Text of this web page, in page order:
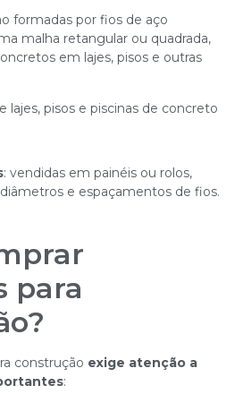
formadas por fios de aço
malha retangular ou quadrada,
em lajes, pisos e outras
lajes, pisos e piscinas de concreto
: vendidas em painéis ou rolos,
e espaçamentos de fios.
para
construção exige atenção a
: